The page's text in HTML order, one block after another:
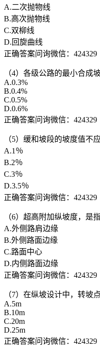
A.二次抛物线
B.高次抛物线
C.双柳线
D.回旋曲线
正确答案问询微信：424329
（4）各级公路的最小合成
A.0.3%
B.0.4%
C.0.5%
D.0.6%
正确答案问询微信：424329
（5）缓和坡段的坡度值不
A.1％
B.2％
C.3％
D.3.5％
正确答案问询微信：424329
（6）超高附加纵坡度，是
A.外侧路肩边缘
B.外侧路面边缘
C.路面中心
D.内侧路面边缘
正确答案问询微信：424329
（7）在纵坡设计中，转坡
A.5m
B.10m
C.20m
D.25m
正确答案问询微信：424329